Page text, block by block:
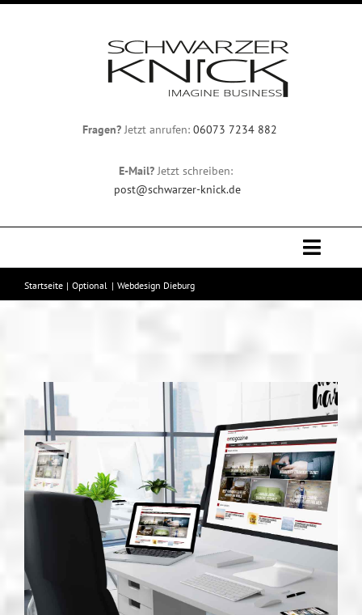
Fragen?Jetzt anrufen: 06073 7234 882
E-Mail?Jetzt schreiben:
post@schwarzer-knick.de
Toggle
Webdesign
Webhosting NVMe
SEO Agentur
Printdesign
Referenzen
Startseite Optional Webdesign Dieburg